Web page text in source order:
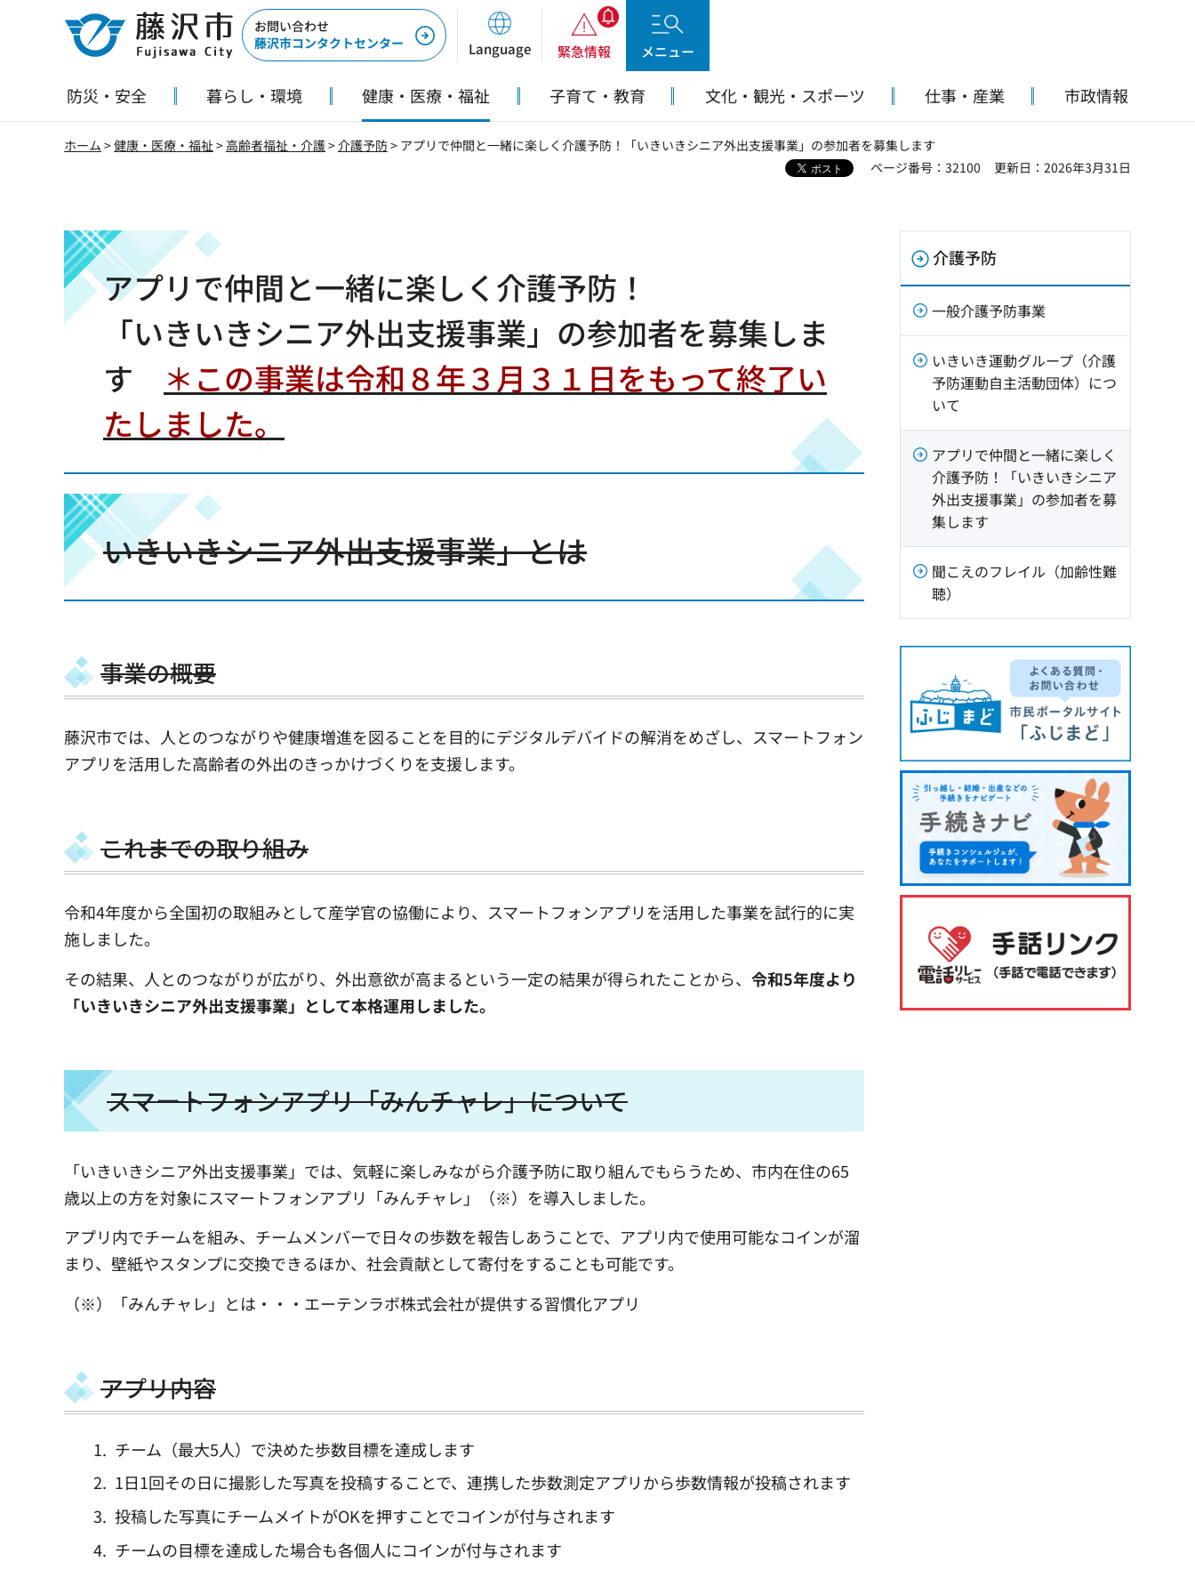
藤沢市
お問い合わせ
藤沢市コンタクトセンター
Language 緊急情報 メニュー
防災・安全 暮らし・環境 健康・医療・福祉 子育て・教育 文化・観光・スポーツ 仕事・産業 市政情報
ホーム >健康・医療・福祉 > 高齢者福祉・介護>介護予防> アプリで仲間と一緒に楽しく介護予防！「いきいきシニア外出支援事業」の参加者を募集します
ページ番号：32100
更新日：2026年3月31日
アプリで仲間と一緒に楽しく介護予防！
「いきいきシニア外出支援事業」の参加者を募集しま
す
＊この事業は令和８年３月３１日をもって終了い
たしました。
いきいきシニア外出支援事業」とは
事業の概要
藤沢市では、人とのつながりや健康増進を図ることを目的にデジタルデバイドの解消をめざし、スマートフォン
アプリを活用した高齢者の外出のきっかけづくりを支援します。
これまでの取り組み
令和4年度から全国初の取組みとして産学官の協働により、スマートフォンアプリを活用した事業を試行的に実
施しました。
その結果、人とのつながりが広がり、外出意欲が高まるという一定の結果が得られたことから、 令和5年度より
「いきいきシニア外出支援事業」として本格運用しました。
スマートフォンアプリ「みんチャレ」について
「いきいきシニア外出支援事業」では、気軽に楽しみながら介護予防に取り組んでもらうため、市内在住の65
歳以上の方を対象にスマートフォンアプリ「みんチャレ」（※）を導入しました。
アプリ内でチームを組み、チームメンバーで日々の歩数を報告しあうことで、アプリ内で使用可能なコインが溜
まり、壁紙やスタンプに交換できるほか、社会貢献として寄付をすることも可能です。
（※）「みんチャレ」とは・・・エーテンラボ株式会社が提供する習慣化アプリ
アプリ内容
チーム（最大5人）で決めた歩数目標を達成します
1日1回その日に撮影した写真を投稿することで、連携した歩数測定アプリから歩数情報が投稿されます
投稿した写真にチームメイトがOKを押すことでコインが付与されます
チームの目標を達成した場合も各個人にコインが付与されます
介護予防
一般介護予防事業
いきいき運動グループ（介護
予防運動自主活動団体）につ
いて
アプリで仲間と一緒に楽しく
介護予防！「いきいきシニア
外出支援事業」の参加者を募
集します
聞こえのフレイル（加齢性難
聴）